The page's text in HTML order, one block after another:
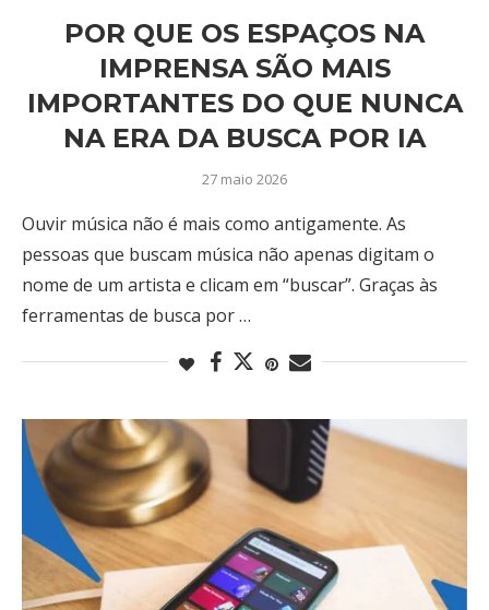
POR QUE OS ESPAÇOS NA
IMPRENSA SÃO MAIS
IMPORTANTES DO QUE NUNCA
NA ERA DA BUSCA POR IA
27 maio 2026
Ouvir música não é mais como antigamente. As
pessoas que buscam música não apenas digitam o
nome de um artista e clicam em “buscar”. Graças às
ferramentas de busca por …